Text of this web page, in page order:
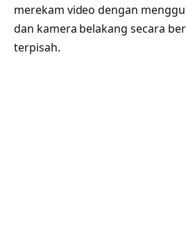
merekam video dengan
dan kamera belakang secara
terpisah.